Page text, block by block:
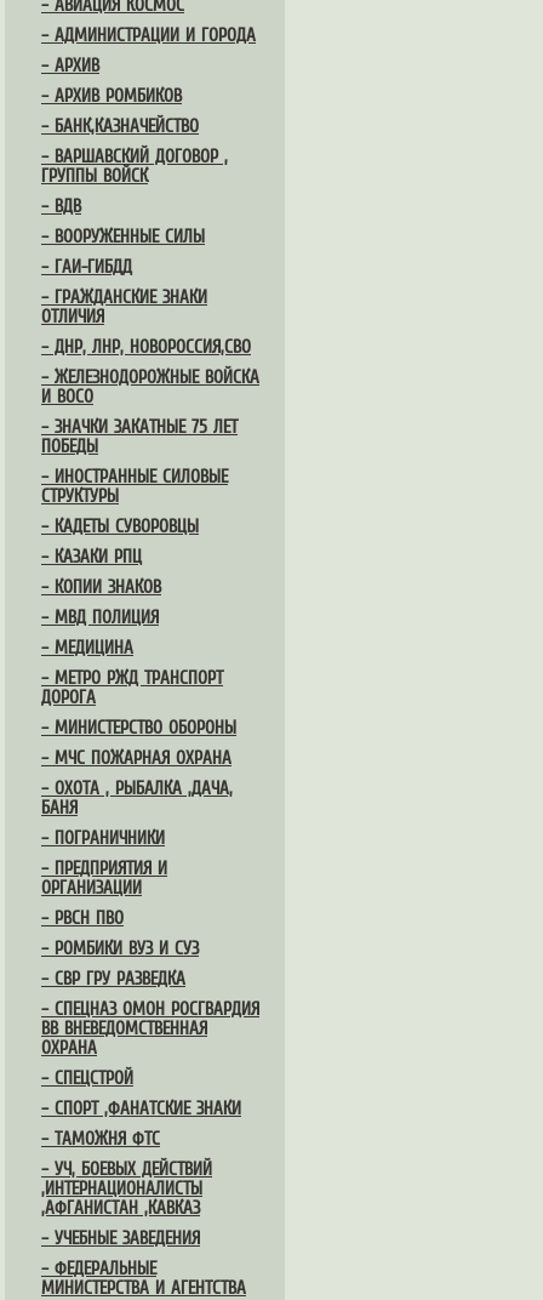
– АВИАЦИЯ КОСМОС
– АДМИНИСТРАЦИИ И ГОРОДА
– АРХИВ
– АРХИВ РОМБИКОВ
– БАНК,КАЗНАЧЕЙСТВО
– ВАРШАВСКИЙ ДОГОВОР ,
ГРУППЫ ВОЙСК
– ВДВ
– ВООРУЖЕННЫЕ СИЛЫ
– ГАИ-ГИБДД
– ГРАЖДАНСКИЕ ЗНАКИ
ОТЛИЧИЯ
– ДНР, ЛНР, НОВОРОССИЯ,СВО
– ЖЕЛЕЗНОДОРОЖНЫЕ ВОЙСКА
И ВОСО
– ЗНАЧКИ ЗАКАТНЫЕ 75 ЛЕТ
ПОБЕДЫ
– ИНОСТРАННЫЕ СИЛОВЫЕ
СТРУКТУРЫ
– КАДЕТЫ СУВОРОВЦЫ
– КАЗАКИ РПЦ
– КОПИИ ЗНАКОВ
– МВД ПОЛИЦИЯ
– МЕДИЦИНА
– МЕТРО РЖД ТРАНСПОРТ
ДОРОГА
– МИНИСТЕРСТВО ОБОРОНЫ
– МЧС ПОЖАРНАЯ ОХРАНА
– ОХОТА , РЫБАЛКА ,ДАЧА,
БАНЯ
– ПОГРАНИЧНИКИ
– ПРЕДПРИЯТИЯ И
ОРГАНИЗАЦИИ
– РВСН ПВО
– РОМБИКИ ВУЗ И СУЗ
– СВР ГРУ РАЗВЕДКА
– СПЕЦНАЗ ОМОН РОСГВАРДИЯ
ВВ ВНЕВЕДОМСТВЕННАЯ
ОХРАНА
– СПЕЦСТРОЙ
– СПОРТ ,ФАНАТСКИЕ ЗНАКИ
– ТАМОЖНЯ ФТС
– УЧ, БОЕВЫХ ДЕЙСТВИЙ
,ИНТЕРНАЦИОНАЛИСТЫ
,АФГАНИСТАН ,КАВКАЗ
– УЧЕБНЫЕ ЗАВЕДЕНИЯ
– ФЕДЕРАЛЬНЫЕ
МИНИСТЕРСТВА И АГЕНТСТВА